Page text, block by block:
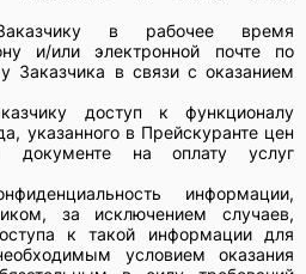
в рабочее время
и/или электронной почте по
Заказчика в связи с оказанием
доступ к функционалу
указанного в Прейскуранте цен
документе на оплату услуг
информации,
за исключением случаев,
к такой информации для
условием оказания